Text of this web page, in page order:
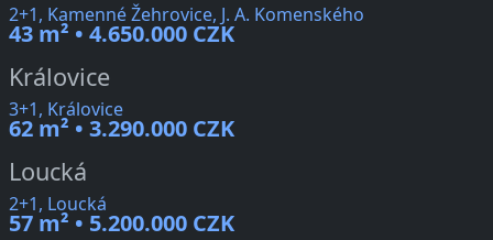
2+1, Kamenné Žehrovice, J. A. Komenského
43 m² • 4.650.000 CZK
Královice
3+1, Královice
62 m² • 3.290.000 CZK
Loucká
2+1, Loucká
57 m² • 5.200.000 CZK